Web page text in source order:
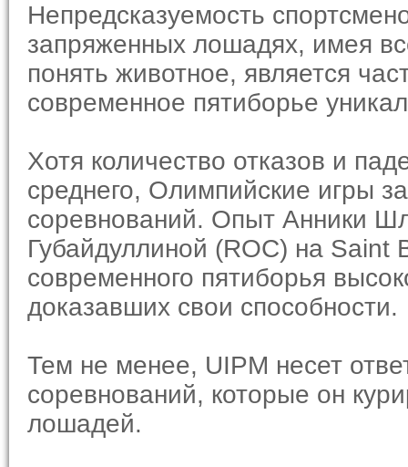
Непредсказуемость
запряженных лошадях, имея
понять животное, является
современное пятиборье
Хотя количество отказов и
среднего, Олимпийские игры
соревнований. Опыт Анники
Губайдуллиной (ROC) на
современного пятиборья
доказавших свои способности.
Тем не менее, UIPM несет
соревнований, которые он
лошадей.